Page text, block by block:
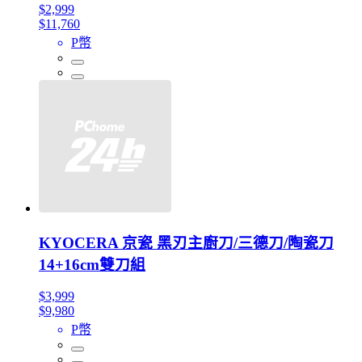
$2,999
$11,760
P幣
KYOCERA 京瓷 黑刃主廚刀/三德刀/陶瓷刀
14+16cm雙刀組
$3,999
$9,980
P幣